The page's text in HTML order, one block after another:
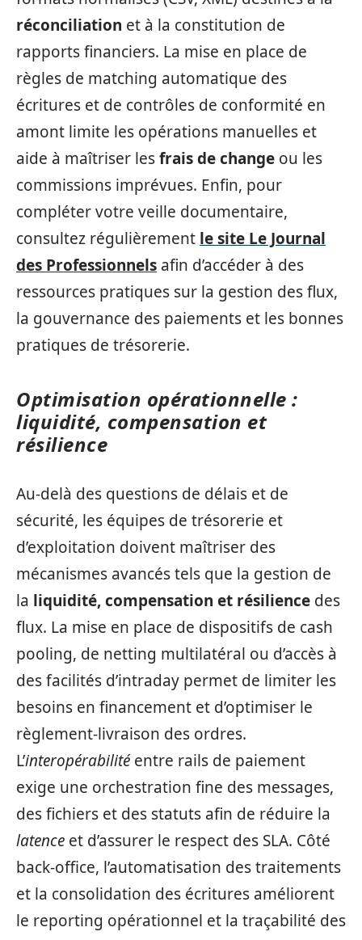
réconciliation et à la constitution de
rapports financiers. La mise en place de
règles de matching automatique des
écritures et de contrôles de conformité en
amont limite les opérations manuelles et
aide à maîtriser lesfrais de change ou les
commissions imprévues. Enfin, pour
compléter votre veille documentaire,
consultez régulièrement le site Le Journal
des Professionnels afin d’accéder à des
ressources pratiques sur la gestion des flux,
la gouvernance des paiements et les bonnes
pratiques de trésorerie.
Optimisation opérationnelle :
liquidité, compensation et
résilience
Au-delà des questions de délais et de
sécurité, les équipes de trésorerie et
d’exploitation doivent maîtriser des
mécanismes avancés tels que la gestion de
la liquidité, compensation et résilience des
flux. La mise en place de dispositifs de cash
pooling, de netting multilatéral ou d’accès à
des facilités d’intraday permet de limiter les
besoins en financement et d’optimiser le
règlement-livraison des ordres.
L’interopérabilité entre rails de paiement
exige une orchestration fine des messages,
des fichiers et des statuts afin de réduire la
latence et d’assurer le respect des SLA. Côté
back-office, l’automatisation des traitements
et la consolidation des écritures améliorent
le reporting opérationnel et la traçabilité des